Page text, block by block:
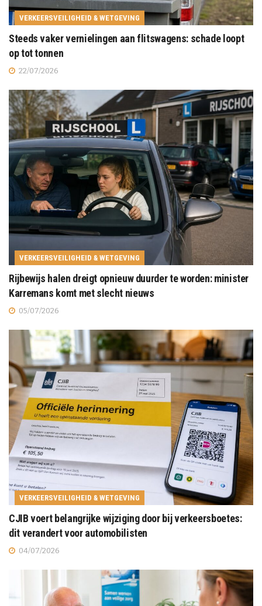
VERKEERSVEILIGHEID & WETGEVING
Steeds vaker vernielingen aan flitswagens: schade loopt
op tot tonnen
22/07/2026
VERKEERSVEILIGHEID & WETGEVING
Rijbewijs halen dreigt opnieuw duurder te worden: minister
Karremans komt met slecht nieuws
05/07/2026
VERKEERSVEILIGHEID & WETGEVING
CJIB voert belangrijke wijziging door bij verkeersboetes:
dit verandert voor automobilisten
04/07/2026